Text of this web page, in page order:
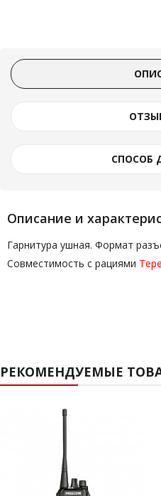
СПОСОБ
Описание и
Гарнитура ушная. Формат
Совместимость с рациями
РЕКОМЕНДУЕМЫЕ